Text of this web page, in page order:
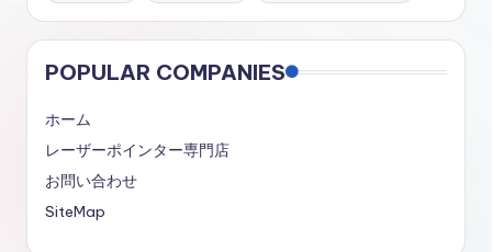
POPULAR COMPANIES
ホーム
レーザーポインター専門店
お問い合わせ
SiteMap